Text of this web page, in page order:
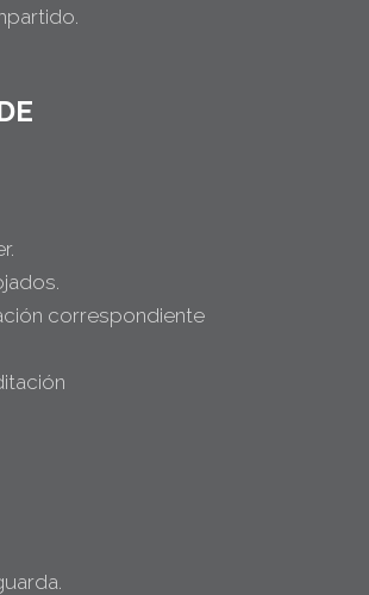
correspondiente